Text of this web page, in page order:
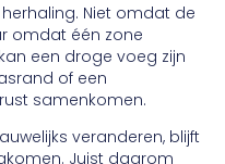
Niet omdat de
omdat één zone
een droge voeg zijn
of een
samenkomen.
veranderen, blijft
Juist daarom